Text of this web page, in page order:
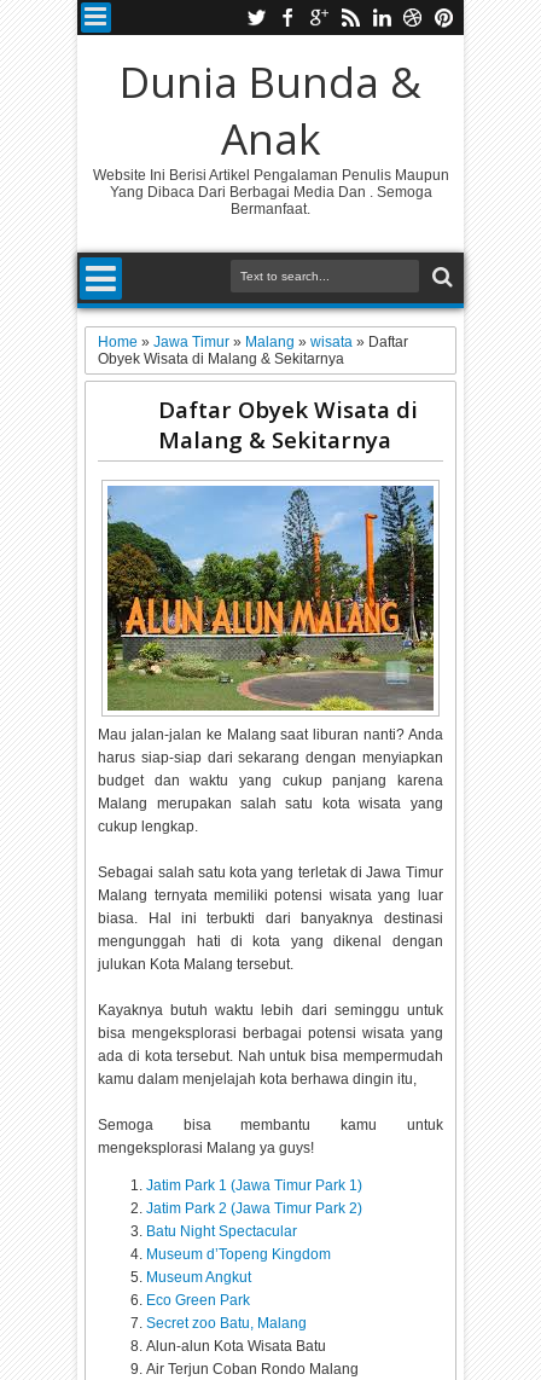
Dunia Bunda &
Anak
Website Ini Berisi Artikel Pengalaman Penulis Maupun
Yang Dibaca Dari Berbagai Media Dan . Semoga
Bermanfaat.
Home»Jawa Timur» Malang»wisata» Daftar
Obyek Wisata di Malang & Sekitarnya
Daftar Obyek Wisata di
Malang & Sekitarnya
Mau jalan-jalan ke Malang saat liburan nanti? Anda
harus siap-siap dari sekarang dengan menyiapkan
budget dan waktu yang cukup panjang karena
Malang merupakan salah satu kota wisata yang
cukup lengkap.
Sebagai salah satu kota yang terletak di Jawa Timur
Malang ternyata memiliki potensi wisata yang luar
biasa. Hal ini terbukti dari banyaknya destinasi
mengunggah hati di kota yang dikenal dengan
julukan Kota Malang tersebut.
Kayaknya butuh waktu lebih dari seminggu untuk
bisa mengeksplorasi berbagai potensi wisata yang
ada di kota tersebut. Nah untuk bisa mempermudah
kamu dalam menjelajah kota berhawa dingin itu,
Semoga bisa membantu kamu untuk
mengeksplorasi Malang ya guys!
Jatim Park 1 (Jawa Timur Park 1)
Jatim Park 2 (Jawa Timur Park 2)
Batu Night Spectacular
Museum d’Topeng Kingdom
Museum Angkut
Eco Green Park
Secret zoo Batu, Malang
Alun-alun Kota Wisata Batu
Air Terjun Coban Rondo Malang